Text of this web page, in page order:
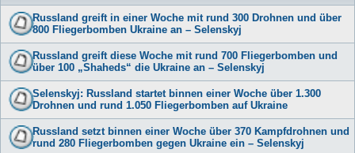
Russland greift in einer Woche mit rund 300 Drohnen und über
800 Fliegerbomben Ukraine an – Selenskyj
Russland greift diese Woche mit rund 700 Fliegerbomben und
über 100 „Shaheds“ die Ukraine an – Selenskyj
Selenskyj: Russland startet binnen einer Woche über 1.300
Drohnen und rund 1.050 Fliegerbomben auf Ukraine
Russland setzt binnen einer Woche über 370 Kampfdrohnen und
rund 280 Fliegerbomben gegen Ukraine ein – Selenskyj